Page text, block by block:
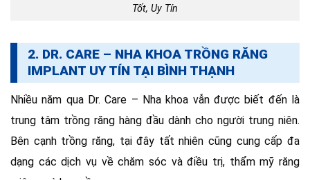
Tốt, Uy Tín
2. DR. CARE – NHA KHOA TRỒNG RĂNG
IMPLANT UY TÍN TẠI BÌNH THẠNH
Nhiều năm qua Dr. Care – Nha khoa vẫn được biết đến là
trung tâm trồng răng hàng đầu dành cho người trung niên.
Bên cạnh trồng răng, tại đây tất nhiên cũng cung cấp đa
dạng các dịch vụ về chăm sóc và điều trị, thẩm mỹ răng